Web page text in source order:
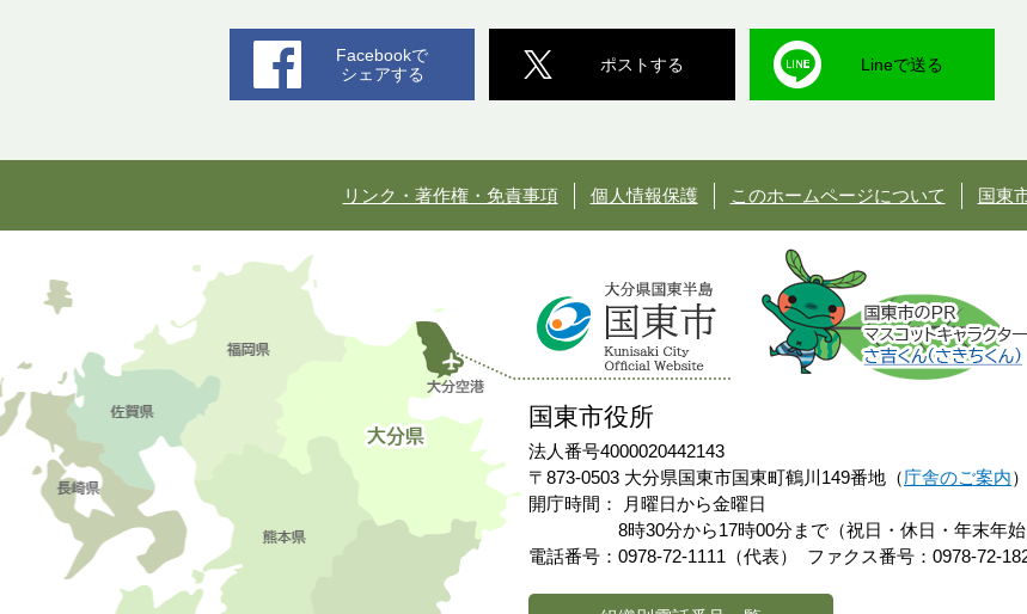
Facebookで
シェアする
ポストする Lineで送る
リンク・著作権・免責事項 個人情報保護 このホームページについて 国東
国東市役所
法人番号4000020442143
〒873-0503 大分県国東市国東町鶴川149番地（庁舎のご案内）
開庁時間：
月曜日から金曜日
8時30分から17時00分まで（祝日・休日・年末年始
電話番号：0978-72-1111（代表）
ファクス番号：0978-72-